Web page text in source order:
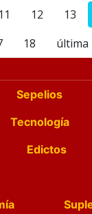
11 12 13
18 última
Sepelios
Tecnología
Edictos